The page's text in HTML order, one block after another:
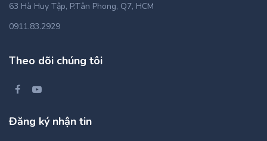
63 Hà Huy Tập, P.Tân Phong, Q7, HCM
0911.83.2929
Theo dõi chúng tôi
Đăng ký nhận tin